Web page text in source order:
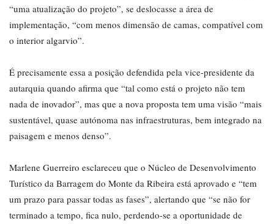
“uma atualização do projeto”, se deslocasse a área de
implementação, “com menos dimensão de camas, compatível com
o interior algarvio”.
É precisamente essa a posição defendida pela vice-presidente da
autarquia quando afirma que “tal como está o projeto não tem
nada de inovador”, mas que a nova proposta tem uma visão “mais
sustentável, quase autónoma nas infraestruturas, bem integrado na
paisagem e menos denso”.
Marlene Guerreiro esclareceu que o Núcleo de Desenvolvimento
Turístico da Barragem do Monte da Ribeira está aprovado e “tem
um prazo para passar todas as fases”, alertando que “se não for
terminado a tempo, fica nulo, perdendo-se a oportunidade de